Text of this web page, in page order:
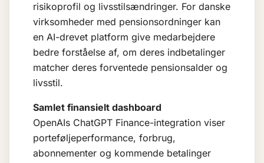
risikoprofil og livsstilsændringer. For danske
virksomheder med pensionsordninger kan
en AI-drevet platform give medarbejdere
bedre forståelse af, om deres indbetalinger
matcher deres forventede pensionsalder og
livsstil.
Samlet finansielt dashboard
OpenAIs ChatGPT Finance-integration viser
porteføljeperformance, forbrug,
abonnementer og kommende betalinger